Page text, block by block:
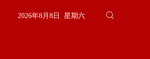
2026年8月8日 星期六